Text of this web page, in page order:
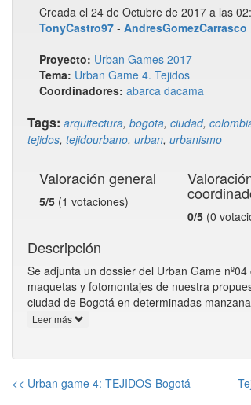
Creada el 24 de Octubre de 2017 a las
TonyCastro97 - AndresGomezCarrasco
Proyecto: Urban Games 2017
Tema: Urban Game 4. Tejidos
Coordinadores: abarca dacama
Tags: arquitectura, bogota, ciudad,
tejidos, tejidourbano, urban, urbanismo
Valoración general
5/5 (1 votaciones)
0/5 (0
Descripción
Se adjunta un dossier del Urban Game nº04
maquetas y fotomontajes de nuestra
ciudad de Bogotá en determinadas
Leer más
<< Urban game 4: TEJIDOS-Bogotá